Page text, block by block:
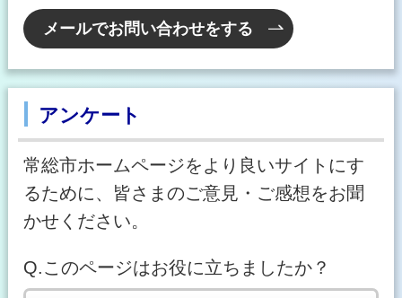
メールでお問い合わせをする
アンケート
常総市ホームページをより良いサイトにす
るために、皆さまのご意見・ご感想をお聞
かせください。
Q.このページはお役に立ちましたか？